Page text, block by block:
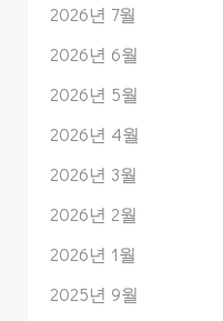
2026년 7월
2026년 6월
2026년 5월
2026년 4월
2026년 3월
2026년 2월
2026년 1월
2025년 9월